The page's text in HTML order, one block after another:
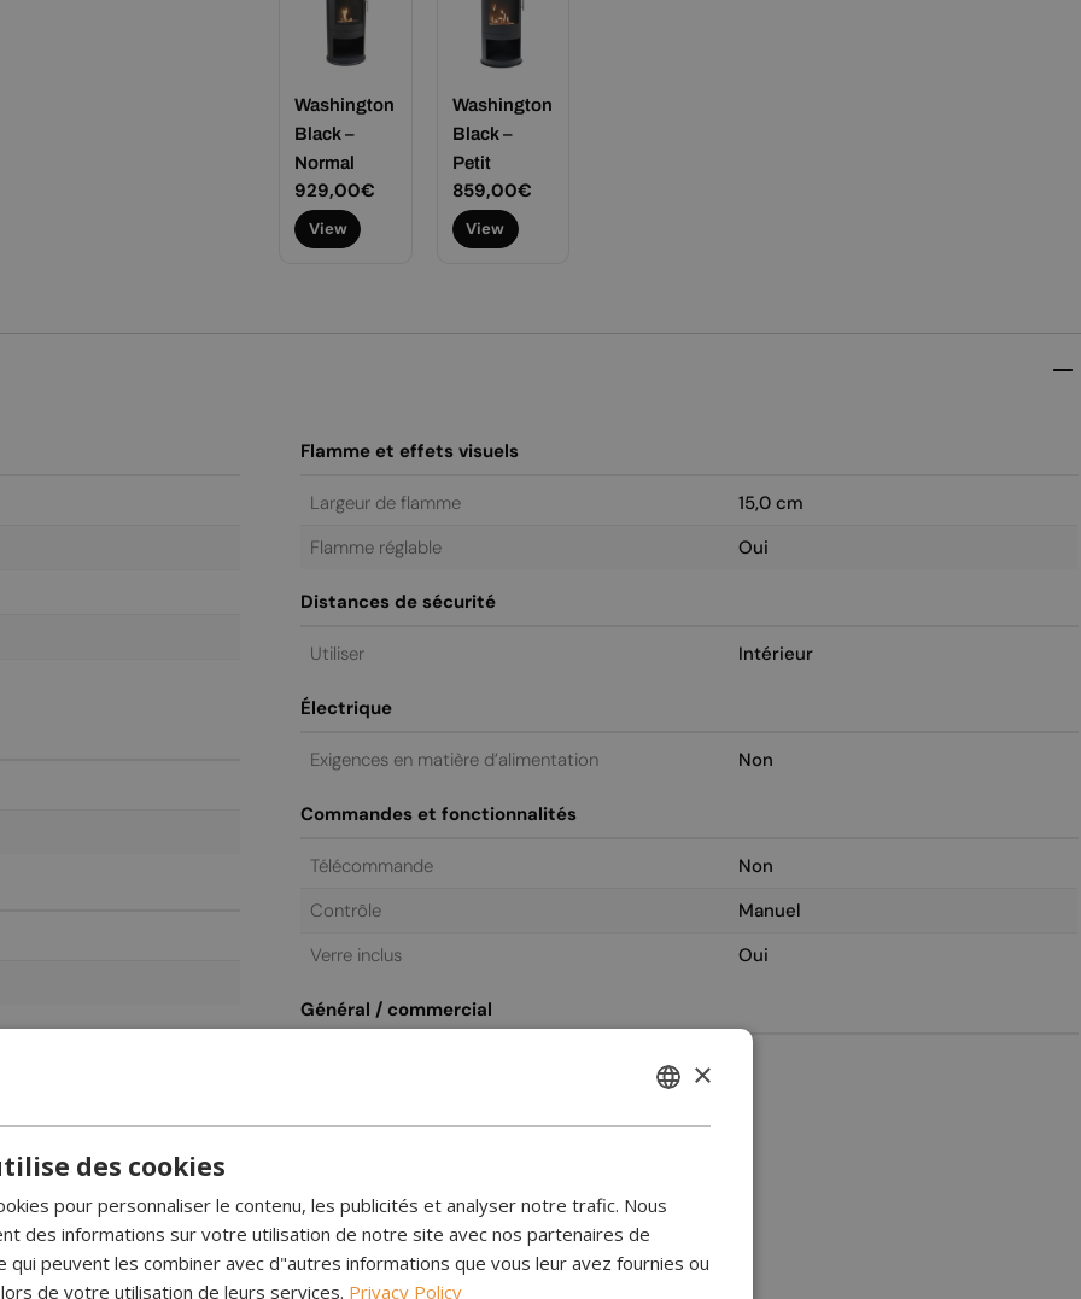
Washington
Black –
Normal
Prix
régulier
929,00€
View
Washington
Black –
Petit
Prix
régulier
859,00€
View
Flamme et effets visuels
Largeur de flamme
15,0 cm
Flamme réglable
Oui
Distances de sécurité
Utiliser Intérieur
Électrique
Exigences en matière d’alimentation Non
Commandes et fonctionnalités
Télécommande
Non
Contrôle
Manuel
Verre inclus
Oui
Général / commercial
CZECH
×
des cookies
pour personnaliser le contenu, les publicités et analyser notre trafic. Nous
des informations sur votre utilisation de notre site avec nos partenaires de
qui peuvent les combiner avec d"autres informations que vous leur avez fournies ou
de votre utilisation de leurs services. Privacy Policy